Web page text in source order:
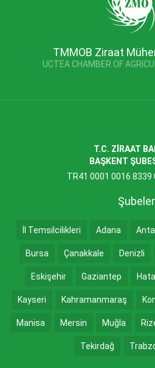
TMMOB Ziraat
UCTEA CHAMBER OF
T.C. ZİRAAT
BAŞKENT
TR41 0001 0016 8339
Şubeler
İl Temsilcilikleri Adana
Bursa Çanakkale Denizli
Eskişehir Gaziantep
Kayseri Kahramanmaraş
Manisa Mersin Muğla
Tekirdağ